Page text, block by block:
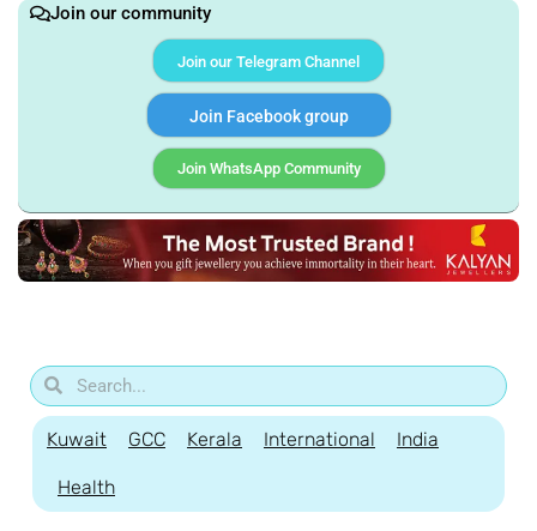
Join our community
Join our Telegram Channel
Join Facebook group
Join WhatsApp Community
Kuwait GCC Kerala International India
Health